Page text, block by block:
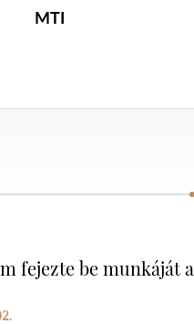
MTI
fejezte be munkáját